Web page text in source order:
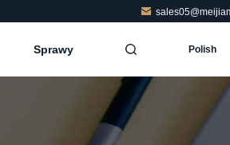
Sprawy Polish